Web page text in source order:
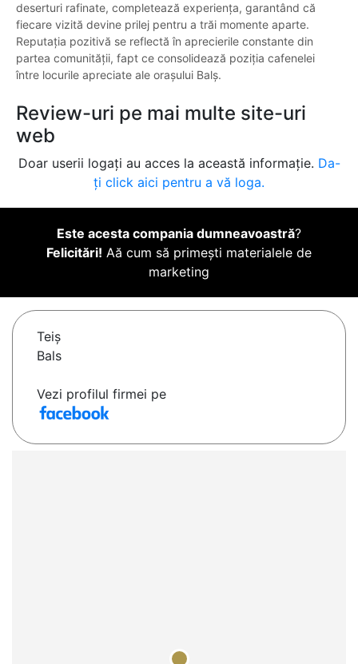
deserturi rafinate, completează experiența, garantând că
fiecare vizită devine prilej pentru a trăi momente aparte.
Reputația pozitivă se reflectă în aprecierile constante din
partea comunității, fapt ce consolidează poziția cafenelei
între locurile apreciate ale orașului Balș.
Review-uri pe mai multe site-uri
web
Doar userii logați au acces la această informație. Da-
ți click aici pentru a vă loga.
Este acesta compania dumneavoastră?
Felicitări! Aă cum să primești materialele de
marketing
Teiş
Bals
Vezi profilul firmei pe